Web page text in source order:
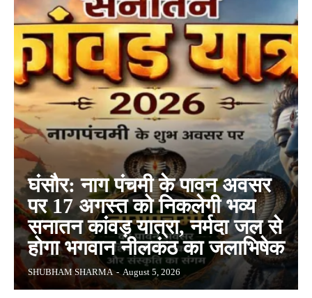
घंसौर: नाग पंचमी के पावन अवसर
पर 17 अगस्त को निकलेगी भव्य
सनातन कांवड़ यात्रा, नर्मदा जल से
होगा भगवान नीलकंठ का जलाभिषेक
SHUBHAM SHARMA - August 5, 2026